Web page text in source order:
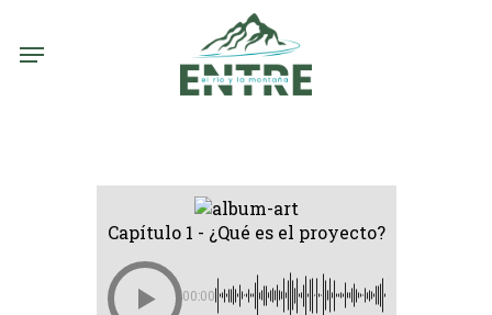
main
Menu
Capítulo 1 - ¿Qué es el proyecto?
00:00